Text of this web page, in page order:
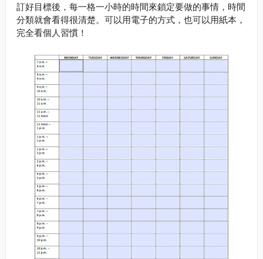
訂好目標後，每一格一小時的時間來鎖定要做的事情，時間
分類就會看得很清楚。可以用電子的方式，也可以用紙本，
完全看個人習慣！